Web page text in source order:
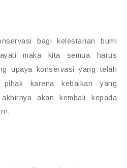
bagi kelestarian bumi
maka kita semua harus
upaya konservasi yang telah
karena kebaikan yang
akan kembali kepada